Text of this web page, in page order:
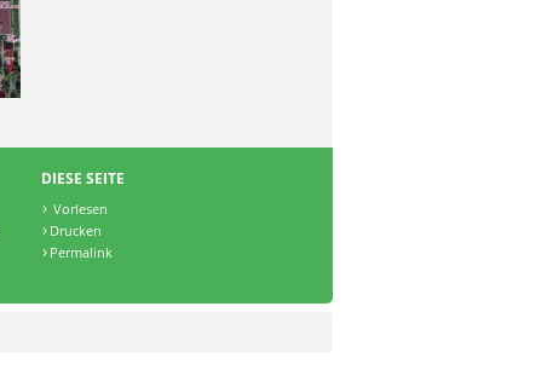
DIESE SEITE
Vorlesen
Drucken
Permalink